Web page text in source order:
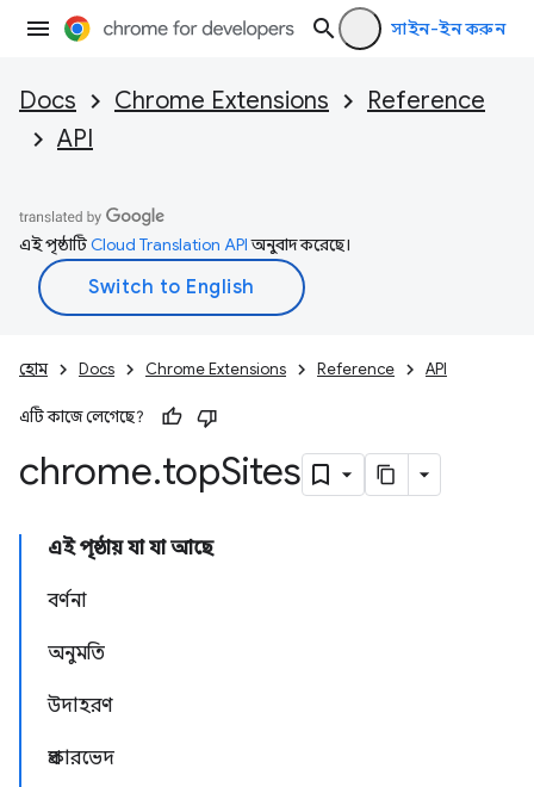
সাইন-ইন করুন
Docs Chrome Extensions
Reference
API
এই পৃষ্ঠাটিCloud Translation APIঅনুবাদ করেছে।
হোম Docs Chrome Extensions Reference API
এটি কাজে লেগেছে?
chrome.topSites
এই পৃষ্ঠায় যা যা আছে
বর্ণনা
অনুমতি
উদাহরণ
প্রকারভেদ